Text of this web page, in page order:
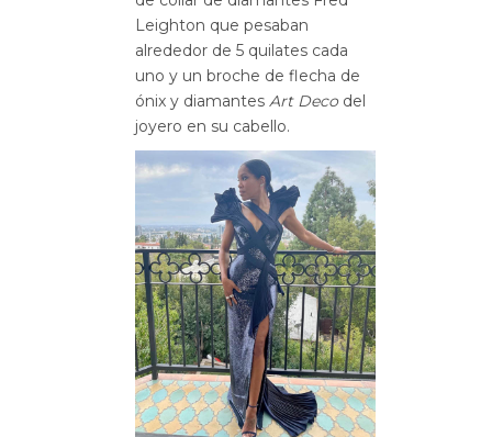
Leighton que pesaban
alrededor de 5 quilates cada
uno y un broche de flecha de
ónix y diamantes Art Decodel
joyero en su cabello.